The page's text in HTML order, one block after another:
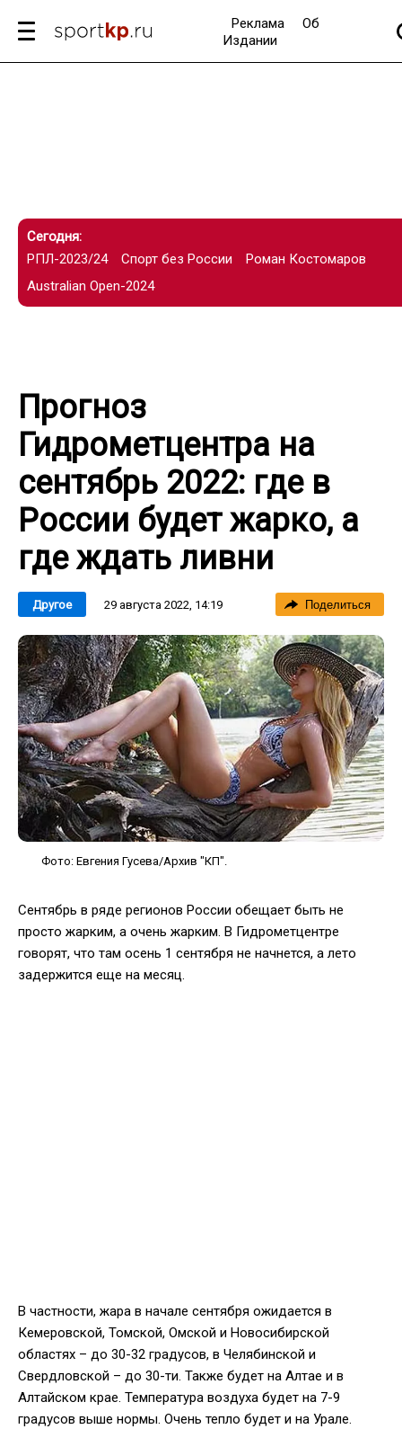
Реклама
Об
Издании
Сегодня:
РПЛ-2023/24
Спорт без России
Роман Костомаров
Australian Open-2024
Прогноз
Гидрометцентра на
сентябрь 2022: где в
России будет жарко, а
где ждать ливни
Другое 29 августа 2022, 14:19 Поделиться
Фото: Евгения Гусева/Архив "КП".
Сентябрь в ряде регионов России обещает быть не
просто жарким, а очень жарким. В Гидрометцентре
говорят, что там осень 1 сентября не начнется, а лето
задержится еще на месяц.
В частности, жара в начале сентября ожидается в
Кемеровской, Томской, Омской и Новосибирской
областях – до 30-32 градусов, в Челябинской и
Свердловской – до 30-ти. Также будет на Алтае и в
Алтайском крае. Температура воздуха будет на 7-9
градусов выше нормы. Очень тепло будет и на Урале.